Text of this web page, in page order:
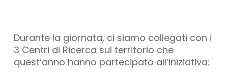
Durante la giornata, ci siamo collegati con i
3 Centri di Ricerca sul territorio che
quest’anno hanno partecipato all’iniziativa: